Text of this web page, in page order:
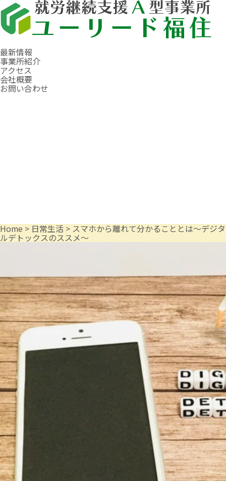
最新情報
事業所紹介
アクセス
会社概要
お問い合わせ
Home > 日常生活 > スマホから離れて分かることとは～デジタ
ルデトックスのススメ～